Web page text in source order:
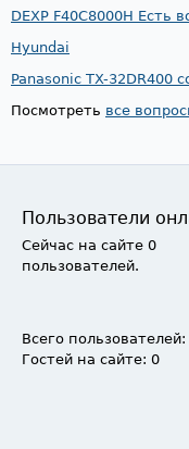
DEXP F40C8000H Есть
Hyundai
Panasonic TX-32DR400
Посмотреть все
Пользователи
Сейчас на сайте 0
пользователей.
Всего пользователей:
Гостей на сайте: 0